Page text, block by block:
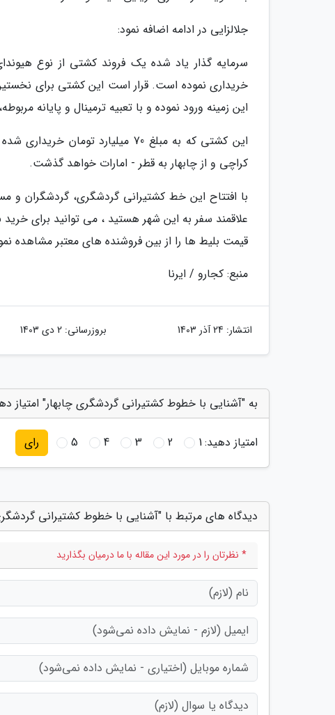
جلالزایی در ادامه اضافه نمود:
خریداری نموده است. قرار است این کشتی برای نخستین
این زمینه ورود نموده و با تعبیه ترمینال و پایانه
این کشتی که به مبلغ 70 میلیارد
کراچی و از چابهار به قطر - امارات خواهد گذشت.
با افتتاح این خط کشتیرانی گردشگری، گردشگران و
علاقمند سفر به این شهر هستید ، می توانید برای خرید
قیمت بلیط ها را از بین فروشنده های معتبر مشاهده
منبع: کجارو / ایرنا
انتشار: 24 آذر 1403 بروزرسانی: 2 دی 1403
به "آشنایی با خطوط کشتیرانی گردشگری چابهار" امتیاز
امتیاز دهید:1
2
3
4
5 رای
دیدگاه های مرتبط با "آشنایی با خطوط کشتیرانی
* نظرتان را در مورد این مقاله با ما درمیان بگذارید